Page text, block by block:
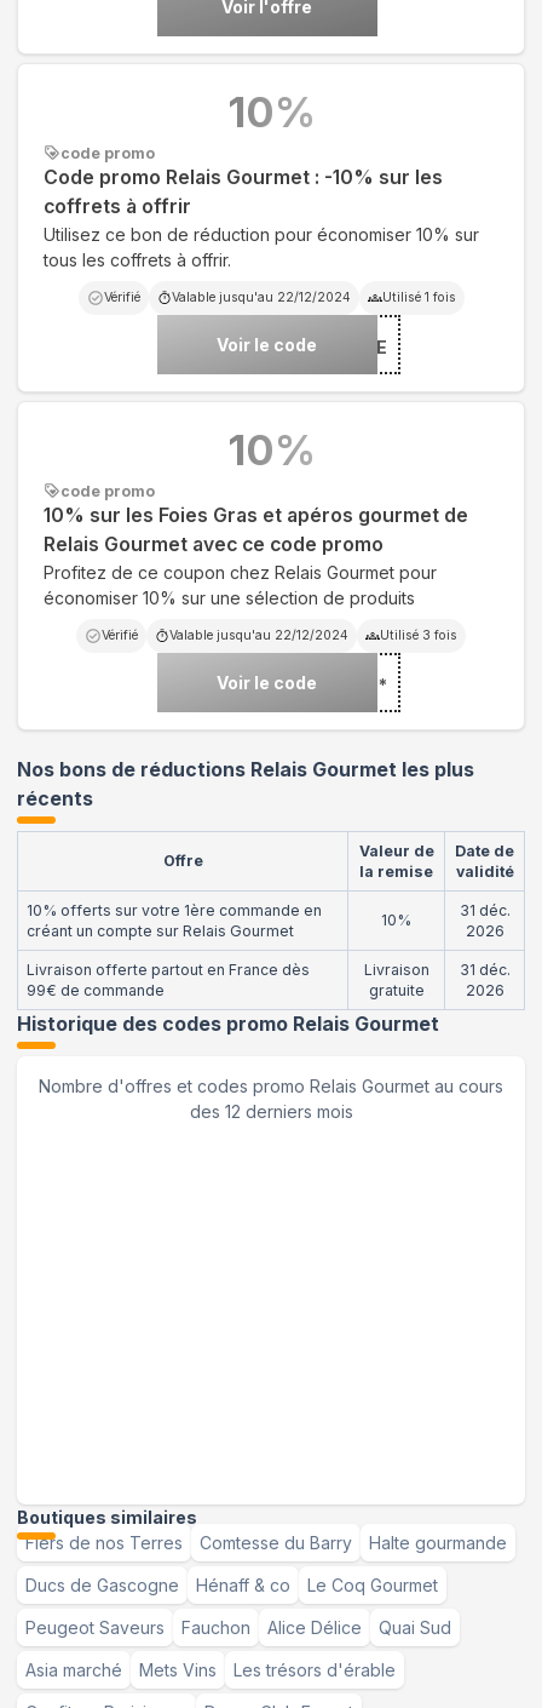
Voir l'offre
code promo
Code promo Relais Gourmet : -10% sur les
coffrets à offrir
Utilisez ce bon de réduction pour économiser 10% sur
tous les coffrets à offrir.
Vérifié Valable jusqu'au 22/12/2024 Utilisé 1 fois
Voir le code***OUVERTE
10%
code promo
10% sur les Foies Gras et apéros gourmet de
Relais Gourmet avec ce code promo
Profitez de ce coupon chez Relais Gourmet pour
économiser 10% sur une sélection de produits
Vérifié Valable jusqu'au 22/12/2024 Utilisé 3 fois
Voir le code ***
10%
Nos bons de réductions Relais Gourmet les plus
récents
Offre
Valeur de
la remise
Date de
validité
10% offerts sur votre 1ère commande en
créant un compte sur Relais Gourmet
10%
31 déc.
2026
Livraison offerte partout en France dès
99€ de commande
Livraison
gratuite
31 déc.
2026
Historique des codes promo Relais Gourmet
Nombre d'offres et codes promo Relais Gourmet au cours
des 12 derniers mois
Boutiques similaires
Fiers de nos Terres
Comtesse du Barry Halte gourmande
Ducs de Gascogne Hénaff & co Le Coq Gourmet
Peugeot Saveurs Fauchon Alice Délice Quai Sud
Asia marché Mets Vins Les trésors d'érable